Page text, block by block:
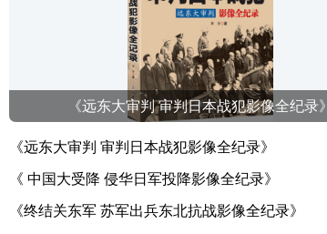
《远东大审判 审判日本战犯影像全纪录》
《远东大审判 审判日本战犯影像全纪录》
《 中国大受降 侵华日军投降影像全纪录》
《终结关东军 苏军出兵东北抗战影像全纪录》